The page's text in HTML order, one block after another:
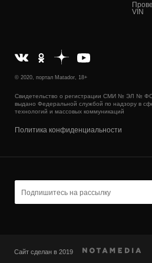
VIN
© 2020, портал Matador, 18+
Свидетельство о регистрации СМИ № ЭЛ №
выдано Федеральной службой по надзору в
технологий и массовых коммуникаций
Политика конфиденциальности
Сайт сделан в 2019